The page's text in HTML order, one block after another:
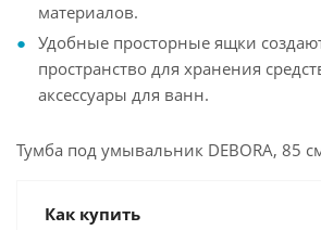
материалов.
Удобные просторные ящки
пространство для хранения
аксессуары для ванн.
Тумба под умывальник DEBORA, 85
Как купить